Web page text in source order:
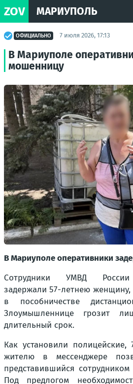
ZOV МАРИУПОЛЬ
ОФИЦИАЛЬНО 7 июля 2026, 17:13
В Мариуполе
мошенницу
В Мариуполе оперативники
Сотрудники УМВД России
задержали 57-летнею женщину,
в пособничестве
Злоумышленнице грозит
длительный срок.
Как установили полицейские,
жителю в мессенджере
представившийся
Под предлогом